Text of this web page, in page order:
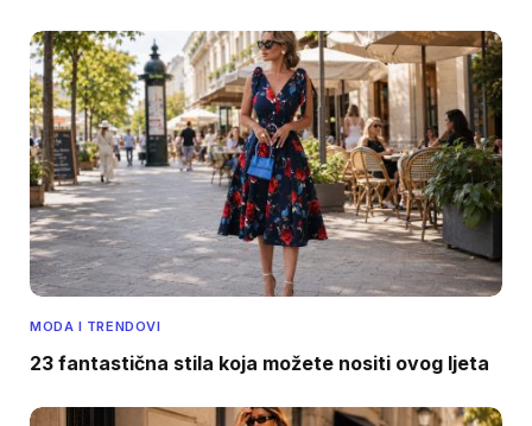
MODA I TRENDOVI
23 fantastična stila koja možete nositi ovog ljeta